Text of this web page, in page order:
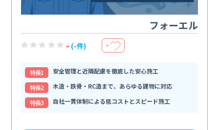
フォーエル
- (-件) ＋
特⻑1
安全管理と近隣配慮を徹底した安心施工
特⻑2
木造・鉄骨・RC造まで、あらゆる建物に対応
特⻑3
自社一貫体制による低コストとスピード施工